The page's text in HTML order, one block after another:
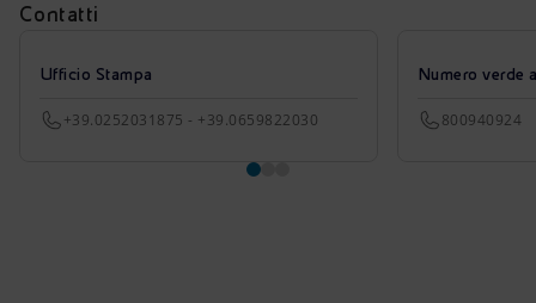
Contatti
Ufficio Stampa
+39.0252031875 - +39.0659822030
Numero verde
800940924